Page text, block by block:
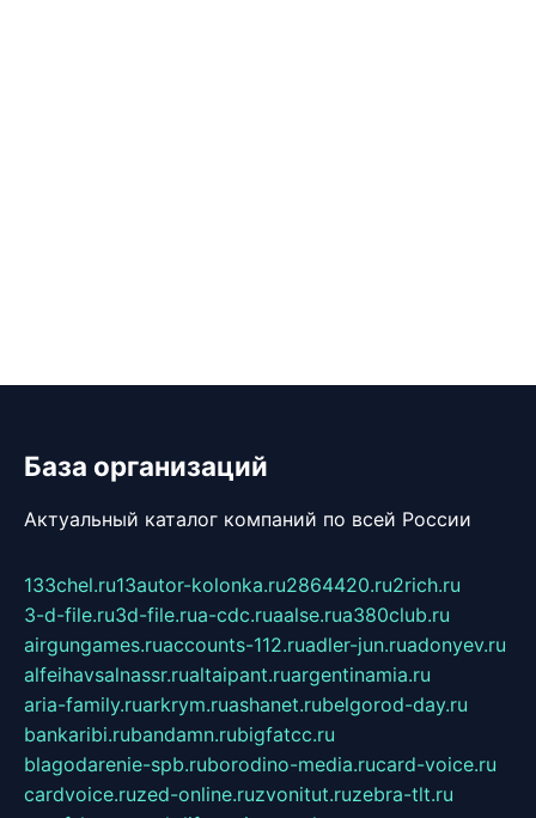
База организаций
Актуальный каталог компаний по всей России
133chel.ru13autor-kolonka.ru2864420.ru2rich.ru
3-d-file.ru3d-file.rua-cdc.ruaalse.rua380club.ru
airgungames.ruaccounts-112.ruadler-jun.ruadonyev.ru
alfeihavsalnassr.rualtaipant.ruargentinamia.ru
aria-family.ruarkrym.ruashanet.rubelgorod-day.ru
bankaribi.rubandamn.rubigfatcc.ru
blagodarenie-spb.ruborodino-media.rucard-voice.ru
cardvoice.ruzed-online.ruzvonitut.ruzebra-tlt.ru